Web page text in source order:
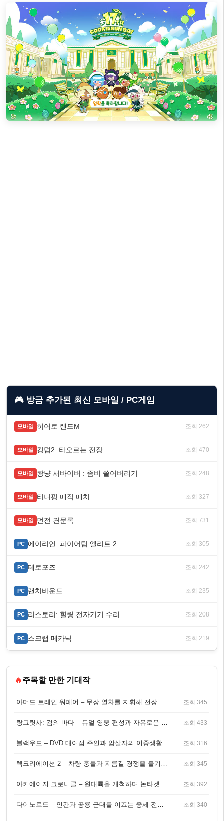
🎮 방금 추가된 최신 모바일 / PC게임
모바일 히어로 랜드M 조회 262
모바일 킹덤2: 타오르는 전장 조회 470
모바일 쾅냥 서바이버 : 좀비 쓸어버리기 조회 248
모바일 티니핑 매직 매치 조회 327
모바일 던전 견문록 조회 731
PC 에이리언: 파이어팀 엘리트 2 조회 305
PC 테로포즈 조회 242
PC 랜치바운드 조회 235
PC 리스토리: 힐링 전자기기 수리 조회 208
PC 스크랩 메카닉 조회 219
🔥주목할 만한 기대작
아머드 트레인 워페어 – 무장 열차를 지휘해 전장을 돌파하는 생존 전투 게임 조회 345
랑그릿사: 검의 바다 – 듀얼 영웅 편성과 자유로운 탐험을 결합한 판타지 전략 RPG 조회 433
블랙우드 – DVD 대여점 주인과 암살자의 이중생활을 그린 3인칭 액션 스릴러 게임 조회 316
렉크리에이션 2 – 차량 충돌과 지름길 경쟁을 즐기는 오픈월드 아케이드 레이싱 게임 조회 345
아키에이지 크로니클 – 원대륙을 개척하며 논타겟 전투를 즐기는 오픈월드 MMORPG 조회 392
다이노로드 – 인간과 공룡 군대를 이끄는 중세 전략 액션 RPG 조회 340